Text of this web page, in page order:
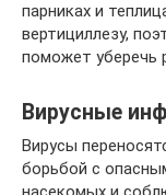
парниках и
вертициллезу,
поможет уберечь
Вирусные
Вирусы
борьбой с